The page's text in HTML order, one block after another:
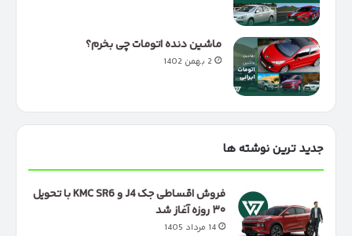
ماشین دنده اتومات چی بخرم؟
2 بهمن 1402
جدید ترین نوشته ها
فروش اقساطی جک J4 و KMC SR6 با تحویل
۳۰ روزه آغاز شد
14 مرداد 1405